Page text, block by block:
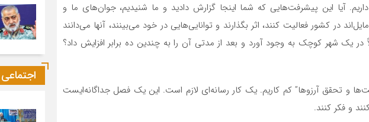
آیا این پیشرفت‌هایی که شما اینجا گزارش دادید و ما شنیدیم، جوان‌های ما و
در کشور فعالیت کنند، اثر بگذارند و توانایی‌هایی در خود می‌بینند، آنها می‌دانند
یک شهر کوچک به وجود آورد و بعد از مدتی آن را به چندین ده برابر افزایش داد؟
و تحقق آرزوها” کم کاریم. یک کار رسانه‌ای لازم است. این یک فصل جداگانه‌ایست
و فکر کنند.
اجتماعی